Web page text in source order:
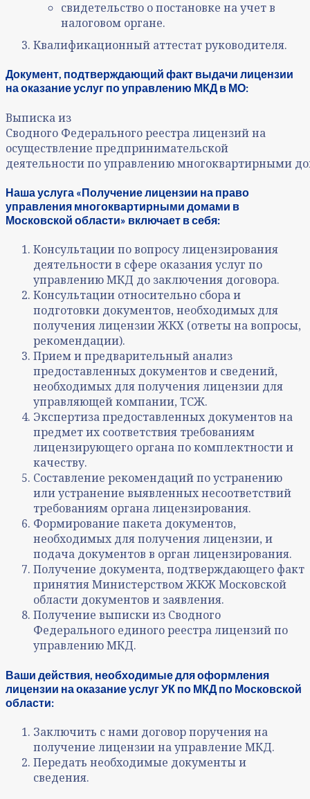
свидетельство о постановке на учет в
налоговом органе.
Квалификационный аттестат руководителя.
Документ, подтверждающий факт выдачи лицензии
на оказание услуг по управлению МКД в МО:
Выписка из
Сводного Федерального реестра лицензий на
осуществление предпринимательской
деятельности по управлению многоквартирными
Наша услуга «Получение лицензии на право
управления многоквартирными домами в
Московской области» включает в себя:
Консультации по вопросу лицензирования
деятельности в сфере оказания услуг по
управлению МКД до заключения договора.
Консультации относительно сбора и
подготовки документов, необходимых для
получения лицензии ЖКХ (ответы на вопросы,
рекомендации).
Прием и предварительный анализ
предоставленных документов и сведений,
необходимых для получения лицензии для
управляющей компании, ТСЖ.
Экспертиза предоставленных документов на
предмет их соответствия требованиям
лицензирующего органа по комплектности и
качеству.
Составление рекомендаций по устранению
или устранение выявленных несоответствий
требованиям органа лицензирования.
Формирование пакета документов,
необходимых для получения лицензии, и
подача документов в орган лицензирования.
Получение документа, подтверждающего факт
принятия Министерством ЖКЖ Московской
области документов и заявления.
Получение выписки из Сводного
Федерального единого реестра лицензий по
управлению МКД.
Ваши действия, необходимые для оформления
лицензии на оказание услуг УК по МКД по Московской
области:
Заключить с нами договор поручения на
получение лицензии на управление МКД.
Передать необходимые документы и
сведения.